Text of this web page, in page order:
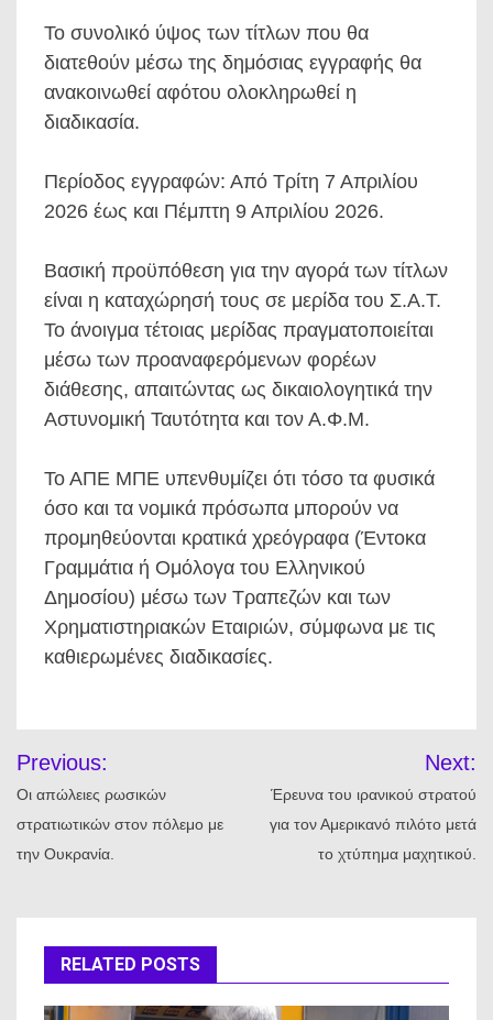
Το συνολικό ύψος των τίτλων που θα
διατεθούν μέσω της δημόσιας εγγραφής θα
ανακοινωθεί αφότου ολοκληρωθεί η
διαδικασία.
Περίοδος εγγραφών: Από Τρίτη 7 Απριλίου
2026 έως και Πέμπτη 9 Απριλίου 2026.
Βασική προϋπόθεση για την αγορά των τίτλων
είναι η καταχώρησή τους σε μερίδα του Σ.Α.Τ.
Το άνοιγμα τέτοιας μερίδας πραγματοποιείται
μέσω των προαναφερόμενων φορέων
διάθεσης, απαιτώντας ως δικαιολογητικά την
Αστυνομική Ταυτότητα και τον Α.Φ.Μ.
Το ΑΠΕ ΜΠΕ υπενθυμίζει ότι τόσο τα φυσικά
όσο και τα νομικά πρόσωπα μπορούν να
προμηθεύονται κρατικά χρεόγραφα (Έντοκα
Γραμμάτια ή Ομόλογα του Ελληνικού
Δημοσίου) μέσω των Τραπεζών και των
Χρηματιστηριακών Εταιριών, σύμφωνα με τις
καθιερωμένες διαδικασίες.
άρθρων
Previous:
Οι απώλειες ρωσικών
στρατιωτικών στον πόλεμο με
την Ουκρανία.
Next:
Έρευνα του ιρανικού στρατού
για τον Αμερικανό πιλότο μετά
το χτύπημα μαχητικού.
RELATED POSTS